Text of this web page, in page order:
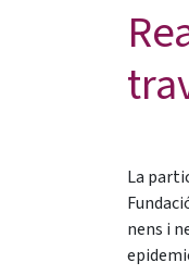
La
nens i